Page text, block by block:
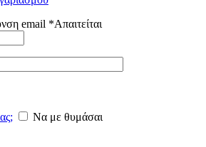
email *Απαιτείται
Να με θυμάσαι